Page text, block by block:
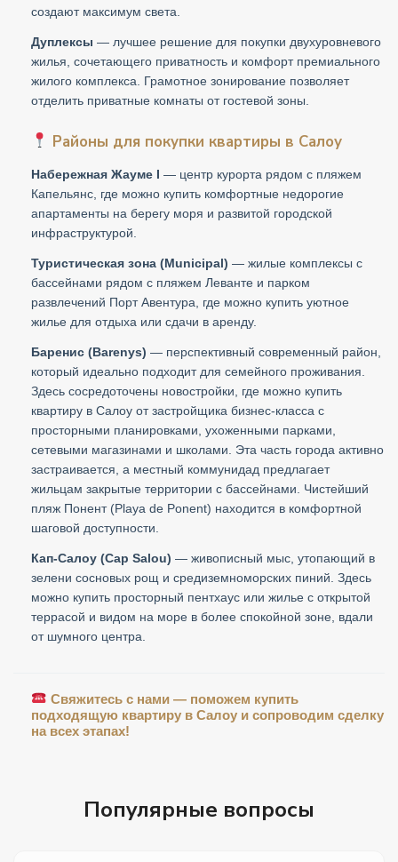
создают максимум света.
Дуплексы — лучшее решение для покупки двухуровневого
жилья, сочетающего приватность и комфорт премиального
жилого комплекса. Грамотное зонирование позволяет
отделить приватные комнаты от гостевой зоны.
Районы для покупки квартиры в Салоу
Набережная Жауме I — центр курорта рядом с пляжем
Капельянс, где можно купить комфортные недорогие
апартаменты на берегу моря и развитой городской
инфраструктурой.
Туристическая зона (Municipal) — жилые комплексы с
бассейнами рядом с пляжем Леванте и парком
развлечений Порт Авентура, где можно купить уютное
жилье для отдыха или сдачи в аренду.
Баренис (Barenys) — перспективный современный район,
который идеально подходит для семейного проживания.
Здесь сосредоточены новостройки, где можно купить
квартиру в Салоу от застройщика бизнес-класса с
просторными планировками, ухоженными парками,
сетевыми магазинами и школами. Эта часть города активно
застраивается, а местный коммунидад предлагает
жильцам закрытые территории с бассейнами. Чистейший
пляж Понент (Playa de Ponent) находится в комфортной
шаговой доступности.
Кап-Салоу (Cap Salou) — живописный мыс, утопающий в
зелени сосновых рощ и средиземноморских пиний. Здесь
можно купить просторный пентхаус или жилье с открытой
террасой и видом на море в более спокойной зоне, вдали
от шумного центра.
Свяжитесь с нами — поможем купить
подходящую квартиру в Салоу и сопроводим сделку
на всех этапах!
Популярные вопросы